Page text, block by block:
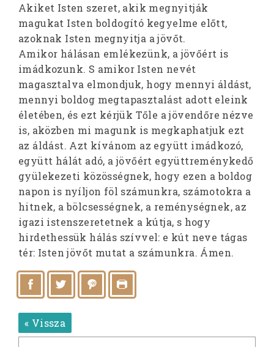
Akiket Isten szeret, akik megnyitják
magukat Isten boldogító kegyelme előtt,
azoknak Isten megnyitja a jövőt.
Amikor hálásan emlékezünk, a jövőért is
imádkozunk. S amikor Isten nevét
magasztalva elmondjuk, hogy mennyi áldást,
mennyi boldog megtapasztalást adott eleink
életében, és ezt kérjük Tőle a jövendőre nézve
is, aközben mi magunk is megkaphatjuk ezt
az áldást. Azt kívánom az együtt imádkozó,
együtt hálát adó, a jövőért együttreménykedő
gyülekezeti közösségnek, hogy ezen a boldog
napon is nyíljon föl számunkra, számotokra a
hitnek, a bölcsességnek, a reménységnek, az
igazi istenszeretetnek a kútja, s hogy
hirdethessük hálás szívvel: e kút neve tágas
tér: Isten jövőt mutat a számunkra. Ámen.
« Vissza